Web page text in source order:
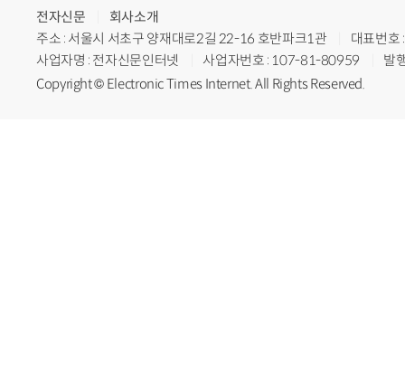
전자신문
회사소개
주소 : 서울시 서초구 양재대로2길 22-16 호반파크1관
대표번
사업자명 : 전자신문인터넷
사업자번호 : 107-81-80959
발
Copyright © Electronic Times Internet. All Rights Reserved.